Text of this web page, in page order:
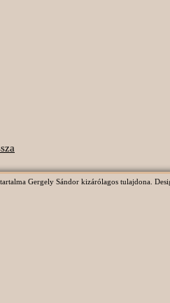
Gergely Sándor kizárólagos tulajdona.